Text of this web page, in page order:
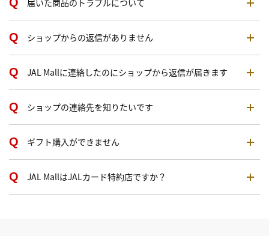
届いた商品のトラブルについて
ショップからの返信がありません
JAL Mallに連絡したのにショップから返信が届きます
ショップの連絡先を知りたいです
ギフト購入ができません
JAL MallはJALカード特約店ですか？